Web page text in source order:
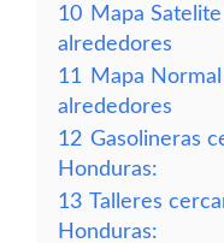
10 Mapa
alrededores
11
Mapa
alrededores
12 Gasolineras
Honduras:
13 Talleres
Honduras: